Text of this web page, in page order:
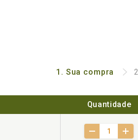
1. Sua compra
Quantidade